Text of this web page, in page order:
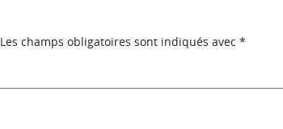
Les champs obligatoires sont indiqués avec *